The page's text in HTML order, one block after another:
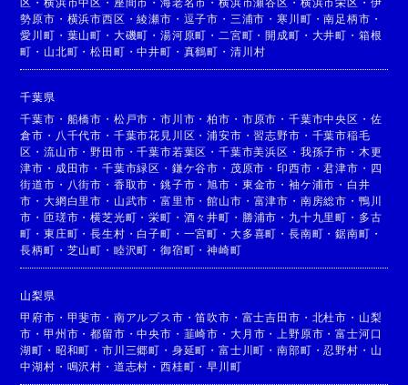
勢原市 ・ 横浜市西区 ・綾瀬市 ・ 逗子市 ・ 三浦市 ・寒川町 ・南足柄市 ・
愛川町 ・ 葉山町 ・ 大磯町 ・湯河原町 ・ 二宮町 ・開成町 ・ 大井町 ・ 箱根
町 ・ 山北町 ・松田町 ・中井町 ・ 真鶴町 ・ 清川村
千葉県
千葉市 ・ 船橋市 ・ 松戸市 ・市川市 ・柏市 ・ 市原市 ・ 千葉市中央区 ・ 佐
倉市 ・ 八千代市 ・ 千葉市花見川区 ・浦安市 ・習志野市 ・ 千葉市稲毛
区 ・流山市 ・野田市 ・千葉市若葉区 ・千葉市美浜区 ・ 我孫子市 ・ 木更
津市 ・ 成田市 ・千葉市緑区 ・ 鎌ケ谷市 ・ 茂原市 ・印西市 ・君津市 ・ 四
街道市 ・ 八街市 ・ 香取市 ・銚子市 ・旭市 ・ 東金市 ・ 袖ケ浦市 ・ 白井
市 ・大網白里市 ・ 山武市 ・富里市 ・館山市 ・ 富津市 ・ 南房総市 ・ 鴨川
市 ・匝瑳市 ・横芝光町 ・栄町 ・ 酒々井町 ・ 勝浦市 ・ 九十九里町 ・ 多古
町 ・東庄町 ・長生村 ・ 白子町 ・ 一宮町 ・ 大多喜町 ・ 長南町 ・鋸南町 ・
長柄町 ・ 芝山町 ・ 睦沢町 ・御宿町 ・神崎町
山梨県
甲府市 ・ 甲斐市 ・ 南アルプス市 ・笛吹市 ・ 富士吉田市 ・ 北杜市 ・ 山梨
市 ・甲州市 ・都留市 ・中央市 ・ 韮崎市 ・ 大月市 ・ 上野原市 ・富士河口
湖町 ・ 昭和町 ・市川三郷町 ・ 身延町 ・富士川町 ・南部町 ・忍野村 ・ 山
中湖村 ・ 鳴沢村 ・ 道志村 ・西桂町 ・早川町